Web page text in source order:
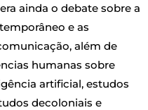
ainda o debate sobre a
e as
além de
humanas sobre
artificial, estudos
decoloniais e